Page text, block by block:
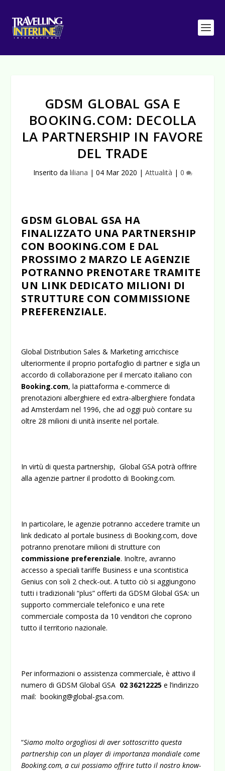
GDSM GLOBAL GSA E
BOOKING.COM: DECOLLA
LA PARTNERSHIP IN FAVORE
DEL TRADE
Inserito da liliana | 04 Mar 2020 | Attualità | 0
GDSM GLOBAL GSA HA
FINALIZZATO UNA PARTNERSHIP
CON BOOKING.COM E DAL
PROSSIMO 2 MARZO LE AGENZIE
POTRANNO PRENOTARE TRAMITE
UN LINK DEDICATO MILIONI DI
STRUTTURE CON COMMISSIONE
PREFERENZIALE.
Global Distribution Sales & Marketing arricchisce
ulteriormente il proprio portafoglio di partner e sigla un
accordo di collaborazione per il mercato italiano con
Booking.com, la piattaforma e-commerce di
prenotazioni alberghiere ed extra-alberghiere fondata
ad Amsterdam nel 1996, che ad oggi può contare su
oltre 28 milioni di unità inserite nel portale.
In virtù di questa partnership, Global GSA potrà offrire
alla agenzie partner il prodotto di Booking.com.
In particolare, le agenzie potranno accedere tramite un
link dedicato al portale business di Booking.com, dove
potranno prenotare milioni di strutture con
commissione preferenziale. Inoltre, avranno
accesso a speciali tariffe Business e una scontistica
Genius con soli 2 check-out. A tutto ciò si aggiungono
tutti i tradizionali “plus” offerti da GDSM Global GSA: un
supporto commerciale telefonico e una rete
commerciale composta da 10 venditori che coprono
tutto il territorio nazionale.
Per informazioni o assistenza commerciale, è attivo il
numero di GDSM Global GSA 02 36212225 e l’indirizzo
mail: booking@global-gsa.com.
“Siamo molto orgogliosi di aver sottoscritto questa
partnership con un player di importanza mondiale come
Booking.com, a cui possiamo offrire tutto il nostro know-